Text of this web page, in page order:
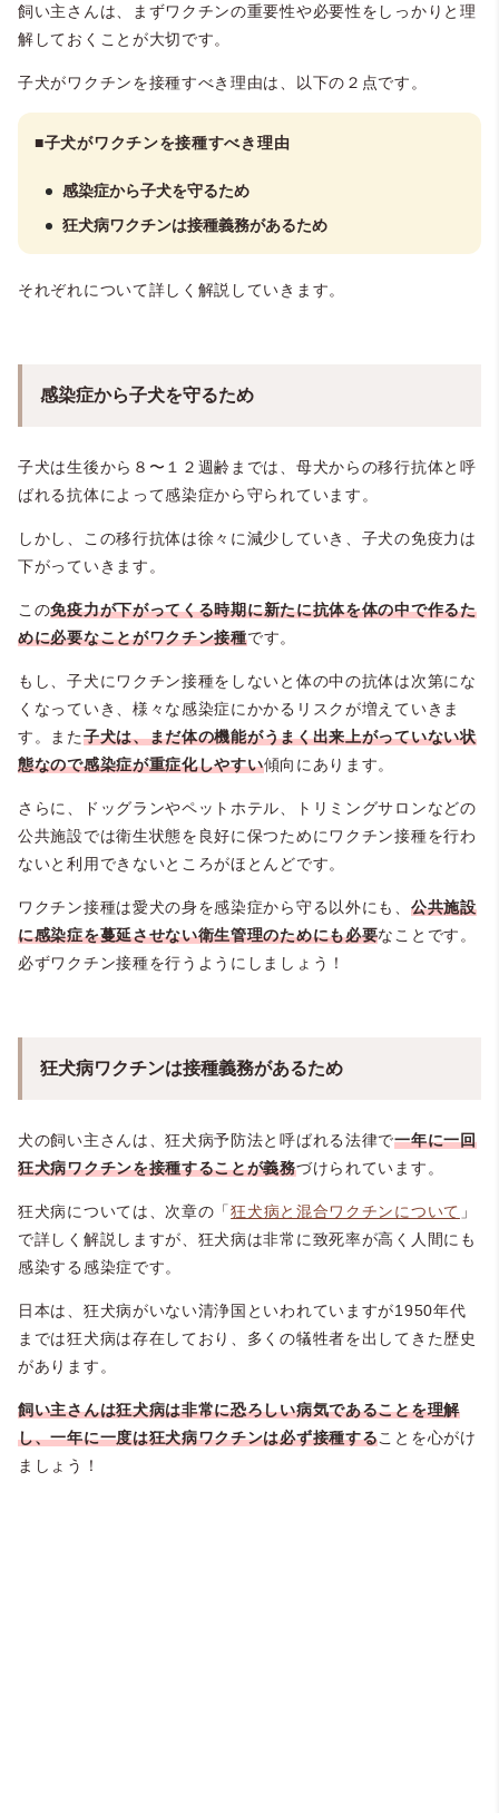
飼い主さんは、まずワクチンの重要性や必要性をしっかりと理
解しておくことが大切です。
子犬がワクチンを接種すべき理由は、以下の２点です。
■子犬がワクチンを接種すべき理由
感染症から子犬を守るため
狂犬病ワクチンは接種義務があるため
それぞれについて詳しく解説していきます。
感染症から子犬を守るため
子犬は生後から８〜１２週齢までは、母犬からの移行抗体と呼
ばれる抗体によって感染症から守られています。
しかし、この移行抗体は徐々に減少していき、子犬の免疫力は
下がっていきます。
この免疫力が下がってくる時期に新たに抗体を体の中で作るた
めに必要なことがワクチン接種です。
もし、子犬にワクチン接種をしないと体の中の抗体は次第にな
くなっていき、様々な感染症にかかるリスクが増えていきま
す。また子犬は、まだ体の機能がうまく出来上がっていない状
態なので感染症が重症化しやすい傾向にあります。
さらに、ドッグランやペットホテル、トリミングサロンなどの
公共施設では衛生状態を良好に保つためにワクチン接種を行わ
ないと利用できないところがほとんどです。
ワクチン接種は愛犬の身を感染症から守る以外にも、 公共施設
に感染症を蔓延させない衛生管理のためにも必要なことです。
必ずワクチン接種を行うようにしましょう！
狂犬病ワクチンは接種義務があるため
犬の飼い主さんは、狂犬病予防法と呼ばれる法律で一年に一回
狂犬病ワクチンを接種することが義務づけられています。
狂犬病については、次章の「狂犬病と混合ワクチンについて 」
で詳しく解説しますが、狂犬病は非常に致死率が高く人間にも
感染する感染症です。
日本は、狂犬病がいない清浄国といわれていますが1950年代
までは狂犬病は存在しており、多くの犠牲者を出してきた歴史
があります。
飼い主さんは狂犬病は非常に恐ろしい病気であることを理解
し、一年に一度は狂犬病ワクチンは必ず接種することを心がけ
ましょう！